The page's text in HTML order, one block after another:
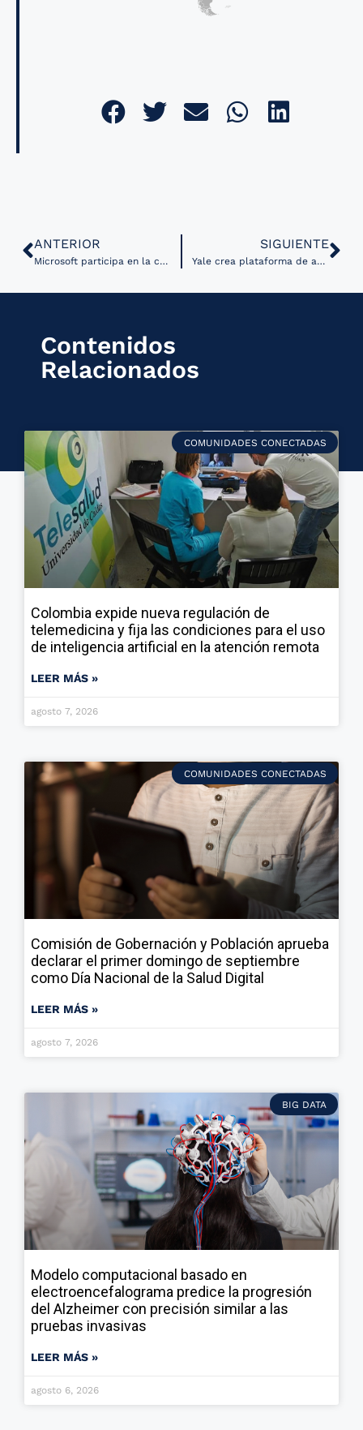
ANTERIOR
Microsoft participa en la creación del modelo de imágenes basado en IA más grande para la lucha contra el cáncer
SIGUIENTE
Yale crea plataforma de apoyo basada en IA para responder a futuros brotes virales
Contenidos
Relacionados
COMUNIDADES CONECTADAS
Colombia expide nueva regulación de
telemedicina y fija las condiciones para el uso
de inteligencia artificial en la atención remota
LEER MÁS »
agosto 7, 2026
COMUNIDADES CONECTADAS
Comisión de Gobernación y Población aprueba
declarar el primer domingo de septiembre
como Día Nacional de la Salud Digital
LEER MÁS »
agosto 7, 2026
BIG DATA
Modelo computacional basado en
electroencefalograma predice la progresión
del Alzheimer con precisión similar a las
pruebas invasivas
LEER MÁS »
agosto 6, 2026